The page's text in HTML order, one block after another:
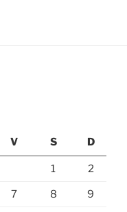
V S D
1 2
7 8 9